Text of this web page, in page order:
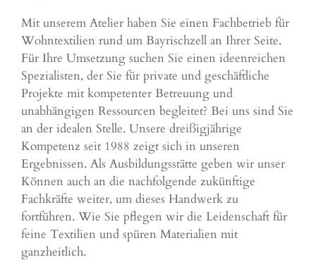
Mit unserem Atelier haben Sie einen Fachbetrieb für
Wohntextilien rund um Bayrischzell an Ihrer Seite.
Für Ihre Umsetzung suchen Sie einen ideenreichen
Spezialisten, der Sie für private und geschäftliche
Projekte mit kompetenter Betreuung und
unabhängigen Ressourcen begleitet? Bei uns sind Sie
an der idealen Stelle. Unsere dreißigjährige
Kompetenz seit 1988 zeigt sich in unseren
Ergebnissen. Als Ausbildungsstätte geben wir unser
Können auch an die nachfolgende zukünftige
Fachkräfte weiter, um dieses Handwerk zu
fortführen. Wie Sie pflegen wir die Leidenschaft für
feine Textilien und spüren Materialien mit
ganzheitlich.